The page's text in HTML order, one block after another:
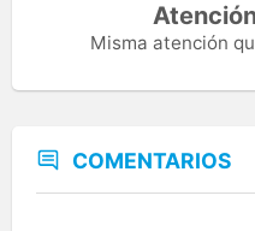
Misma atención
COMENTARIOS